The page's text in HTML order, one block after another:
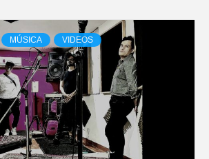
MÚSICA VIDEOS